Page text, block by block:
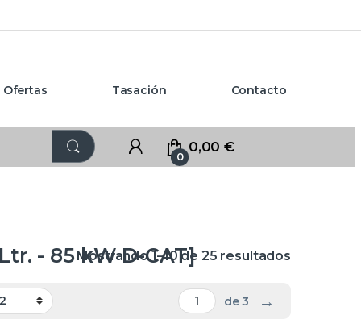
Ofertas Tasación Contacto
0
0,00€
- 85 kW D-CAT]
Mostrando 1–10 de 25 resultados
de 3 →